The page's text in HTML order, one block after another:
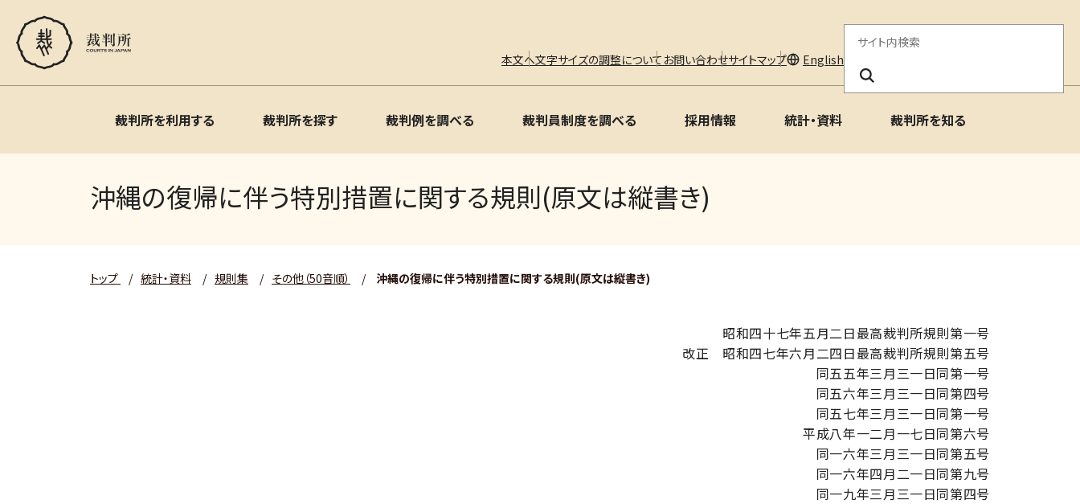
本文へ文字サイズの調整について お問い合わせサイトマップ English
サ
イ
ト
検
裁判所を利用する 裁判所を探す 裁判例を調べる 裁判員制度を調べる 採用情報 統計・資料 裁判所を知る
沖縄の復帰に伴う特別措置に関する規則(原文は縦書き)
トップ / 統計・資料 / 規則集 / その他（50音順） / 沖縄の復帰に伴う特別措置に関する規則(原文は縦書き)
昭和四十七年五月二日最高裁判所規則第一号
改正 昭和四七年六月二四日最高裁判所規則第五号
同五五年三月三一日同第一号
同五六年三月三一日同第四号
同五七年三月三一日同第一号
平成八年一二月一七日同第六号
同一六年三月三一日同第五号
同一六年四月二一日同第九号
同一九年三月三一日同第四号